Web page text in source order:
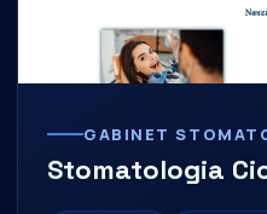
GABINET
Stomatologia